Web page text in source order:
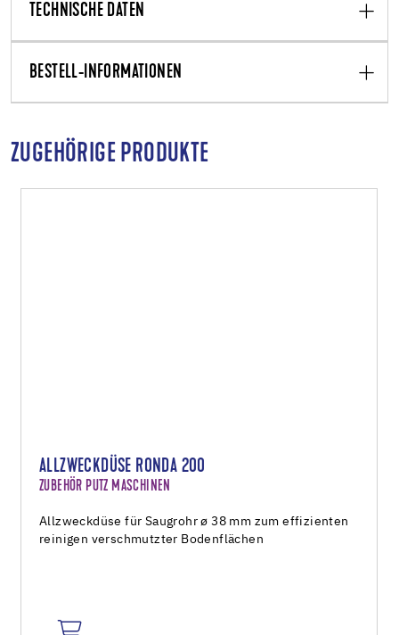
TECHNISCHE DATEN
BESTELL-INFORMATIONEN
ZUGEHÖRIGE PRODUKTE
ALLZWECKDÜSE RONDA 200
ZUBEHÖR PUTZ MASCHINEN
Allzweckdüse für Saugrohr ø 38 mm zum effizienten
reinigen verschmutzter Bodenflächen